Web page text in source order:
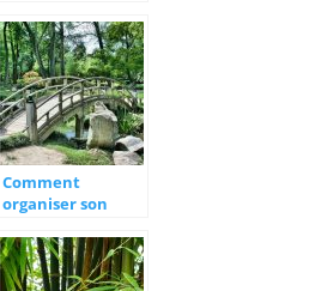
jardin
Comment
organiser son